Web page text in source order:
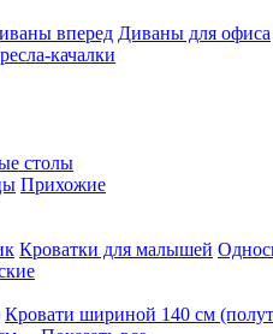
вперед Диваны для офиса
качалки
столы
Прихожие
Кроватки для малышей
Кровати шириной 140 см